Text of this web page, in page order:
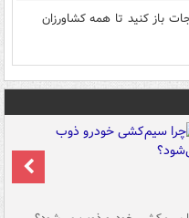
باز کنید تا همه کشاورزان